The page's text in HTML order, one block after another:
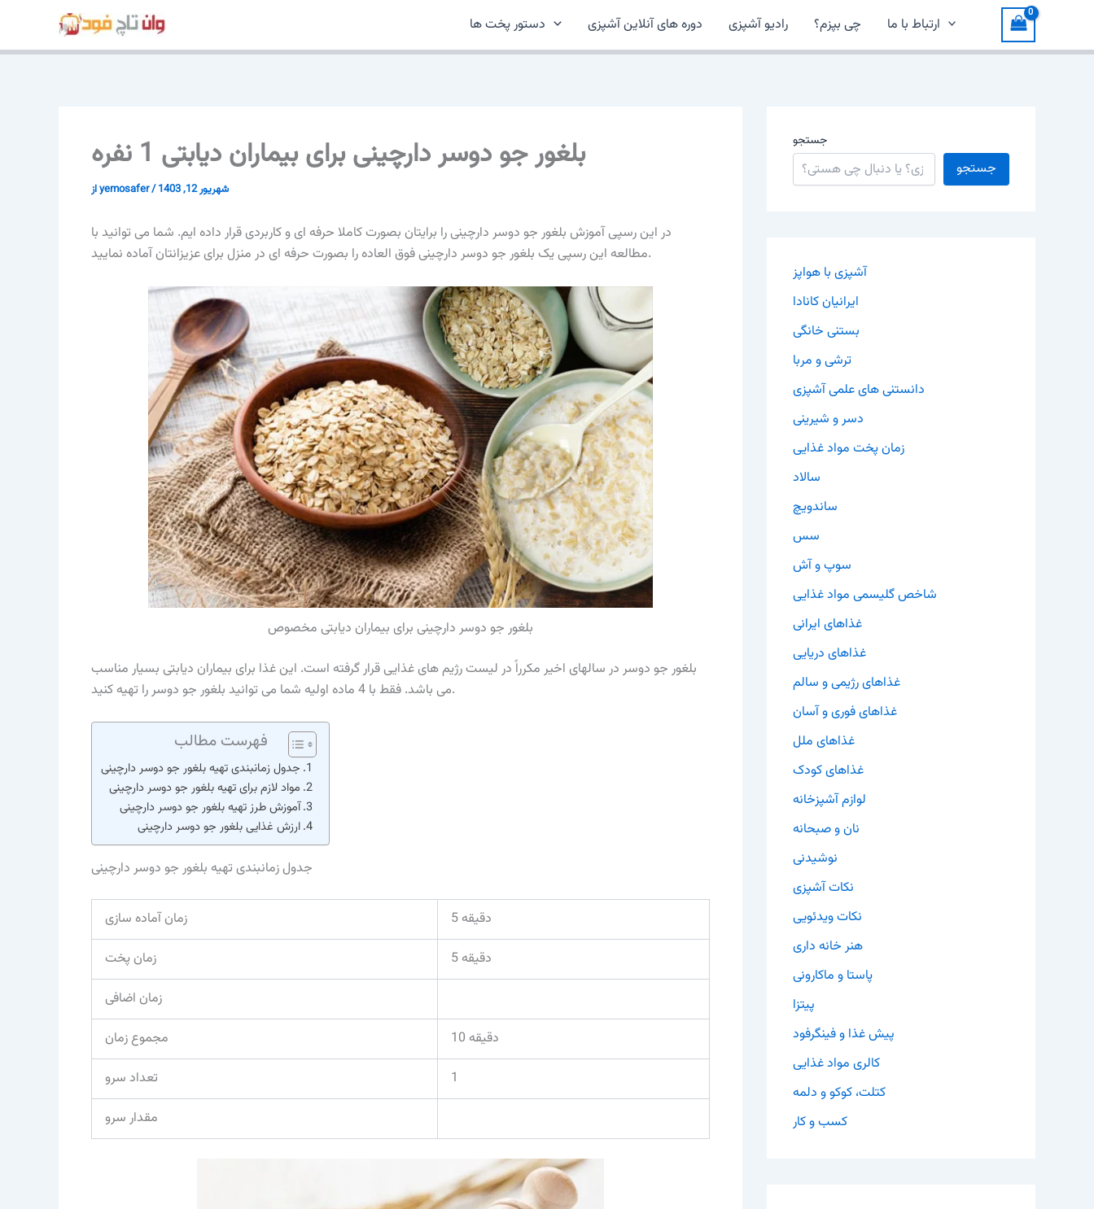
محتوا
دستور پخت ها دوره های آنلاین آشپزی رادیو آشپزی چی بپزم؟ ارتباط با ما
بلغور جو دوسر دارچینی برای بیماران دیابتی 1 نفره
ازyemosafer/ شهریور 12, 1403
در این رسپی آموزش بلغور جو دوسر دارچینی را برایتان بصورت کاملا حرفه ای و کاربردی قرار داده ایم. شما می توانید با
مطالعه این رسپی یک بلغور جو دوسر دارچینی فوق العاده را بصورت حرفه ای در منزل برای عزیزانتان آماده نمایید.
بلغور جو دوسر دارچینی برای بیماران دیابتی مخصوص
بلغور جو دوسر در سالهای اخیر مکرراً در لیست رژیم های غذایی قرار گرفته است. این غذا برای بیماران دیابتی بسیار مناسب
می باشد. فقط با 4 ماده اولیه شما می توانید بلغور جو دوسر را تهیه کنید.
فهرست مطالب
جدول زمانبندی تهیه بلغور جو دوسر دارچینی
مواد لازم برای تهیه بلغور جو دوسر دارچینی
آموزش طرز تهیه بلغور جو دوسر دارچینی
ارزش غذایی بلغور جو دوسر دارچینی
جدول زمانبندی تهیه بلغور جو دوسر دارچینی
زمان آماده سازی
5 دقیقه
زمان پخت
5 دقیقه
زمان اضافی
مجموع زمان
10 دقیقه
تعداد سرو
1
مقدار سرو
جستجو
جستجو
آشپزی با هواپز
ایرانیان کانادا
بستنی خانگی
ترشی و مربا
دانستنی های علمی آشپزی
دسر و شیرینی
زمان پخت مواد غذایی
سالاد
ساندویچ
سس
سوپ و آش
شاخص گلیسمی مواد غذایی
غذاهای ایرانی
غذاهای دریایی
غذاهای رژیمی و سالم
غذاهای فوری و آسان
غذاهای ملل
غذاهای کودک
لوازم آشپزخانه
نان و صبحانه
نوشیدنی
نکات آشپزی
نکات ویدئویی
هنر خانه داری
پاستا و ماکارونی
پیتزا
پیش غذا و فینگرفود
کالری مواد غذایی
کتلت، کوکو و دلمه
کسب و کار